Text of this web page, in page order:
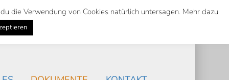
Suche
Search
AKTUELLES
die Verwendung von Cookies natürlich untersagen. Mehr dazu